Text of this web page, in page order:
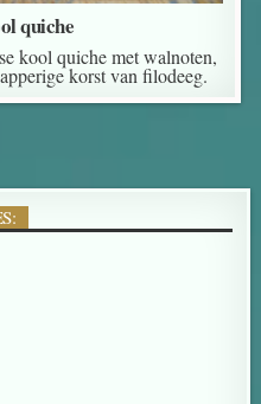
quiche
kool quiche met walnoten,
korst van filodeeg.